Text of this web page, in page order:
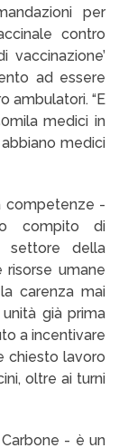
per
contro
vaccinazione’
ad essere
ambulatori. “E
medici in
medici
competenze -
compito di
settore della
umane
carenza mai
già prima
a incentivare
chiesto lavoro
oltre ai turni
- è un